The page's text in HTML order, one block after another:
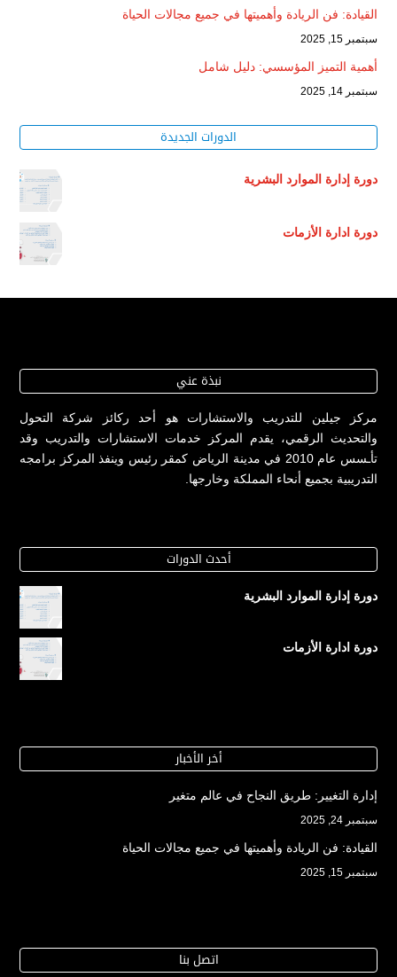
القيادة: فن الريادة وأهميتها في جميع مجالات الحياة
سبتمبر 15, 2025
أهمية التميز المؤسسي: دليل شامل
سبتمبر 14, 2025
الدورات الجديدة
دورة إدارة الموارد البشرية
دورة ادارة الأزمات
نبذة عني
مركز جيلين للتدريب والاستشارات هو أحد ركائز شركة التحول
والتحديث الرقمي، يقدم المركز خدمات الاستشارات والتدريب وقد
تأـسس عام 2010 في مدينة الرياض كمقر رئيس وينفذ المركز برامجه
التدريبية بجميع أنحاء المملكة وخارجها.
أحدث الدورات
دورة إدارة الموارد البشرية
دورة ادارة الأزمات
أخر الأخبار
إدارة التغيير: طريق النجاح في عالم متغير
سبتمبر 24, 2025
القيادة: فن الريادة وأهميتها في جميع مجالات الحياة
سبتمبر 15, 2025
اتصل بنا